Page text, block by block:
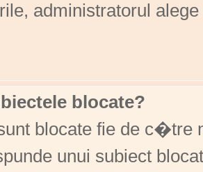
administratorul
blocate?
blocate fie de
unui subiect